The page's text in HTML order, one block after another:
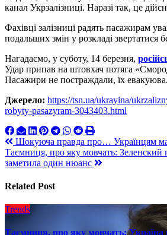
канал Укрзалізниці. Наразі так, це
Фахівці залізниці радять пасажирам
подальших змін у розкладі звертатися
Нагадаємо, у суботу, 14 березня,
Удар припав на штовхач потяга
Пасажири не постраждали, їх
Джерело: https://tsn.ua/ukrayina/
robyty-pasazyram-3043403.html
Навигация
по
Шокуюча правда про… Українцям
Таємниця, про яку мовчать:
заметила один нюанс
Related Post
Trends
Таємниця, про яку мовчать: